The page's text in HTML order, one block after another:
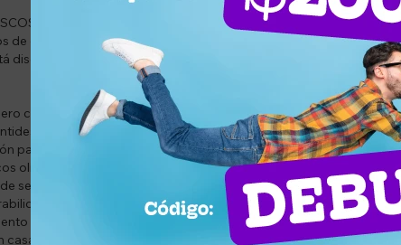
OLÍMPICOS
de centro de 5 cm, asegurando un ajuste firme y seguro. Incluye
diseñada para soportar entrenamientos intensivos.
cromado
para mayor estabilidad
olímpicos de 50 mm
seguridad
de fuerza y musculación
casa